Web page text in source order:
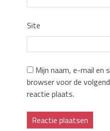
Site
Mijn naam, e-mail en
browser voor de
reactie plaats.